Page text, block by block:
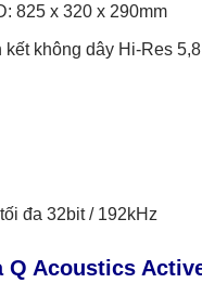
825 x 320 x 290mm
không dây Hi-Res
đa 32bit / 192kHz
Acoustics